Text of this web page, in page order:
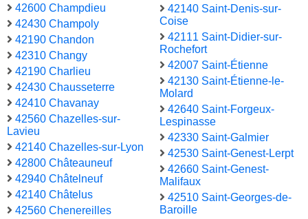
42600 Champdieu
42430 Champoly
42190 Chandon
42310 Changy
42190 Charlieu
42430 Chausseterre
42410 Chavanay
42560 Chazelles-sur-
Lavieu
42140 Chazelles-sur-Lyon
42800 Châteauneuf
42940 Châtelneuf
42140 Châtelus
42560 Chenereilles
42140 Saint-Denis-sur-
Coise
42111 Saint-Didier-sur-
Rochefort
42007 Saint-Étienne
42130 Saint-Étienne-le-
Molard
42640 Saint-Forgeux-
Lespinasse
42330 Saint-Galmier
42530 Saint-Genest-Lerpt
42660 Saint-Genest-
Malifaux
42510 Saint-Georges-de-
Baroille